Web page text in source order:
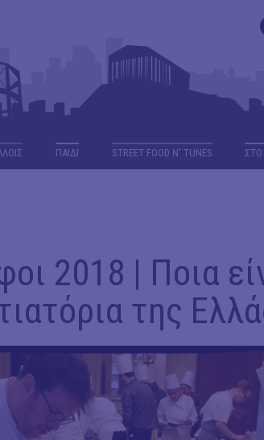
ΠΑΙΔΙ STREET FOOD N' TUNES ΣΤΟ
2018 | Ποια
της